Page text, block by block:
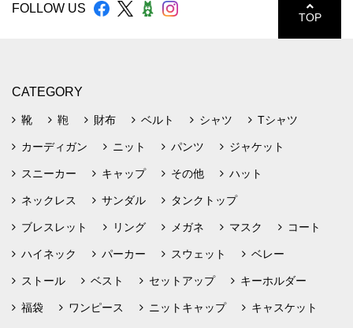
FOLLOW US
TOP
CATEGORY
靴 鞄 財布 ベルト シャツ Tシャツ
カーディガン ニット パンツ ジャケット
スニーカー キャップ その他 ハット
ネックレス サンダル タンクトップ
ブレスレット リング メガネ マスク コート
ハイネック パーカー スウェット ベレー
ストール ベスト セットアップ キーホルダー
福袋 ワンピース ニットキャップ キャスケット